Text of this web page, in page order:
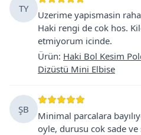
TY
Uzerime yapismasin
Haki rengi de cok hos.
etmiyorum icinde.
Ürün: Haki Bol Kesim
Dizüstü Mini Elbise
ŞB
Minimal parcalara
oyle, durusu cok sade ve